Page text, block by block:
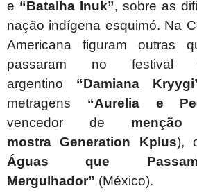
e “Batalha Inuk”, sobre as
nação indígena esquimó. Na
Americana figuram outras
passaram no
argentino “Damiana
metragens “Aurelia e
vencedor de
mostraGeneration Kplus),
Águas que
Mergulhador” (México).